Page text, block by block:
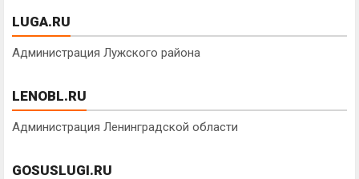
LUGA.RU
Администрация Лужского района
LENOBL.RU
Администрация Ленинградской области
GOSUSLUGI.RU